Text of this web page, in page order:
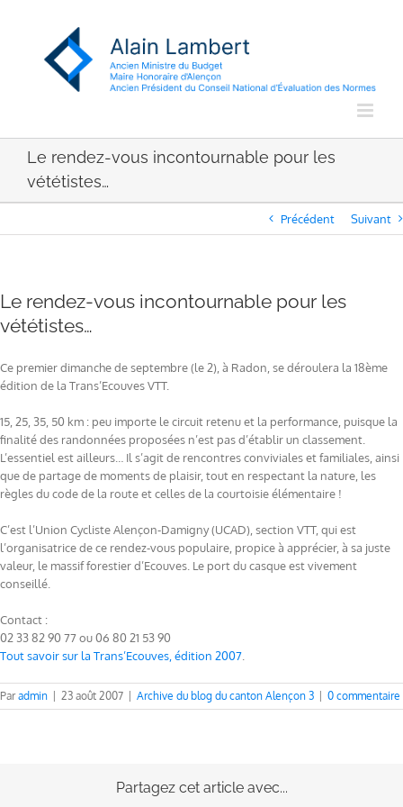
Le rendez-vous incontournable pour les
vététistes…
Précédent Suivant
Le rendez-vous incontournable pour les
vététistes…
Ce premier dimanche de septembre (le 2), à Radon, se déroulera la 18ème
édition de la Trans’Ecouves VTT.
15, 25, 35, 50 km : peu importe le circuit retenu et la performance, puisque la
finalité des randonnées proposées n’est pas d’établir un classement.
L’essentiel est ailleurs… Il s’agit de rencontres conviviales et familiales, ainsi
que de partage de moments de plaisir, tout en respectant la nature, les
règles du code de la route et celles de la courtoisie élémentaire !
C’est l’Union Cycliste Alençon-Damigny (UCAD), section VTT, qui est
l’organisatrice de ce rendez-vous populaire, propice à apprécier, à sa juste
valeur, le massif forestier d’Ecouves. Le port du casque est vivement
conseillé.
Contact :
02 33 82 90 77 ou 06 80 21 53 90
Tout savoir sur la Trans’Ecouves, édition 2007
Paradmin 23 août 2007 Archive du blog du canton Alençon 3 0 commentaire
Partagez cet article avec...